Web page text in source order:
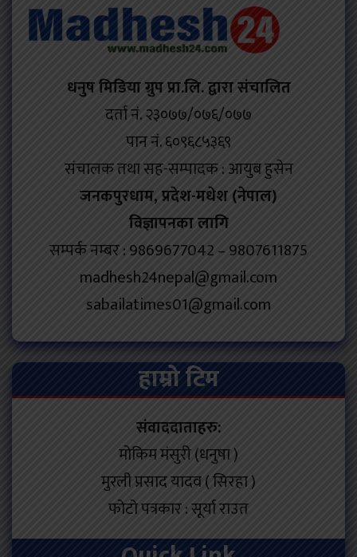
धनुष मिडिया ग्रुप प्रा.लि. द्वारा संचालित
दर्ता नं. २३०७७/०७६/०७७
पान नं. ६०९६८५३६९
संचालक तथा सह-सम्पादक : आयुब हुसेन
जनकपुरधाम, प्रदेश-मधेश (नेपाल)
विज्ञापनका लागि
सम्पर्क नम्बर : 9869677042 – 9807611875
madhesh24nepal@gmail.com
sabailatimes01@gmail.com
हाम्रो टिम
संवाददाताहरु:
मोकिम मंसुरी (धनुषा )
मुरली प्रसाद यादव ( सिरहा )
फोटो पत्रकार : सूर्या राउत